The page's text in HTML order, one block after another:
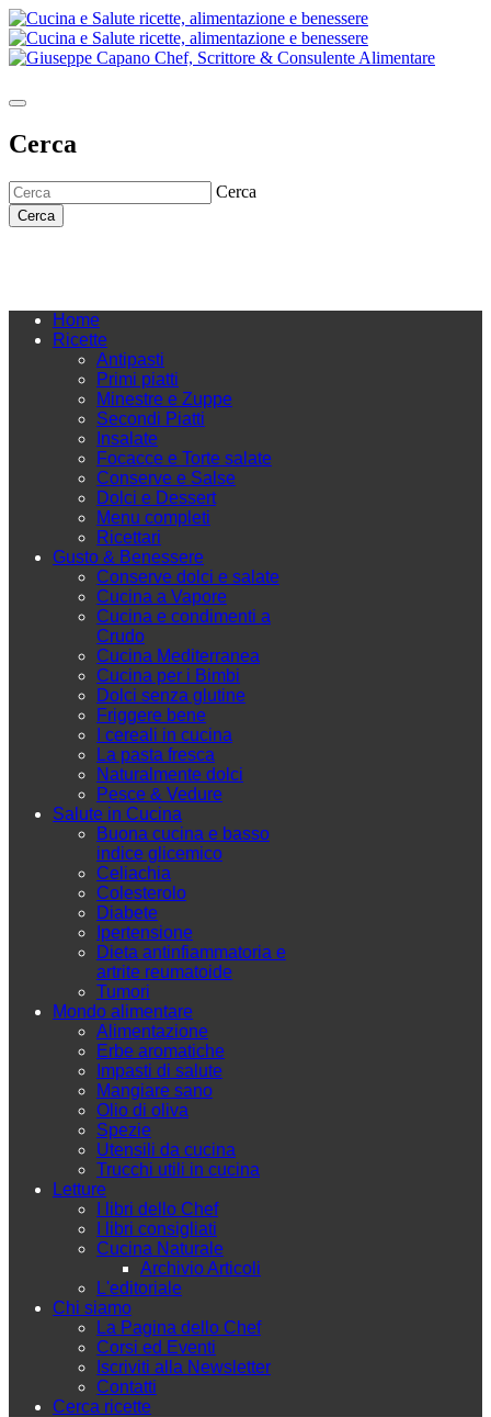
Cerca
Cerca
Cerca
Home
Ricette
Antipasti
Primi piatti
Minestre e Zuppe
Secondi Piatti
Insalate
Focacce e Torte salate
Conserve e Salse
Dolci e Dessert
Menu completi
Ricettari
Gusto & Benessere
Conserve dolci e salate
Cucina a Vapore
Cucina e condimenti a
Crudo
Cucina Mediterranea
Cucina per i Bimbi
Dolci senza glutine
Friggere bene
I cereali in cucina
La pasta fresca
Naturalmente dolci
Pesce & Vedure
Salute in Cucina
Buona cucina e basso
indice glicemico
Celiachia
Colesterolo
Diabete
Ipertensione
Dieta antinfiammatoria e
artrite reumatoide
Tumori
Mondo alimentare
Alimentazione
Erbe aromatiche
Impasti di salute
Mangiare sano
Olio di oliva
Spezie
Utensili da cucina
Trucchi utili in cucina
Letture
I libri dello Chef
I libri consigliati
Cucina Naturale
Archivio Articoli
L'editoriale
Chi siamo
La Pagina dello Chef
Corsi ed Eventi
Iscriviti alla Newsletter
Contatti
Cerca ricette